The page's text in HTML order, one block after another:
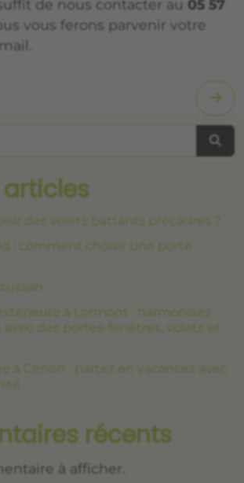
de nous contacter au 05 57
vous ferons parvenir votre
des volets battants précadres ?
: comment choisir une porte
à Lormont : harmonisez
avec des portes-fenêtres, volets et
à Cenon : partez en vacances avec
récents
à afficher.